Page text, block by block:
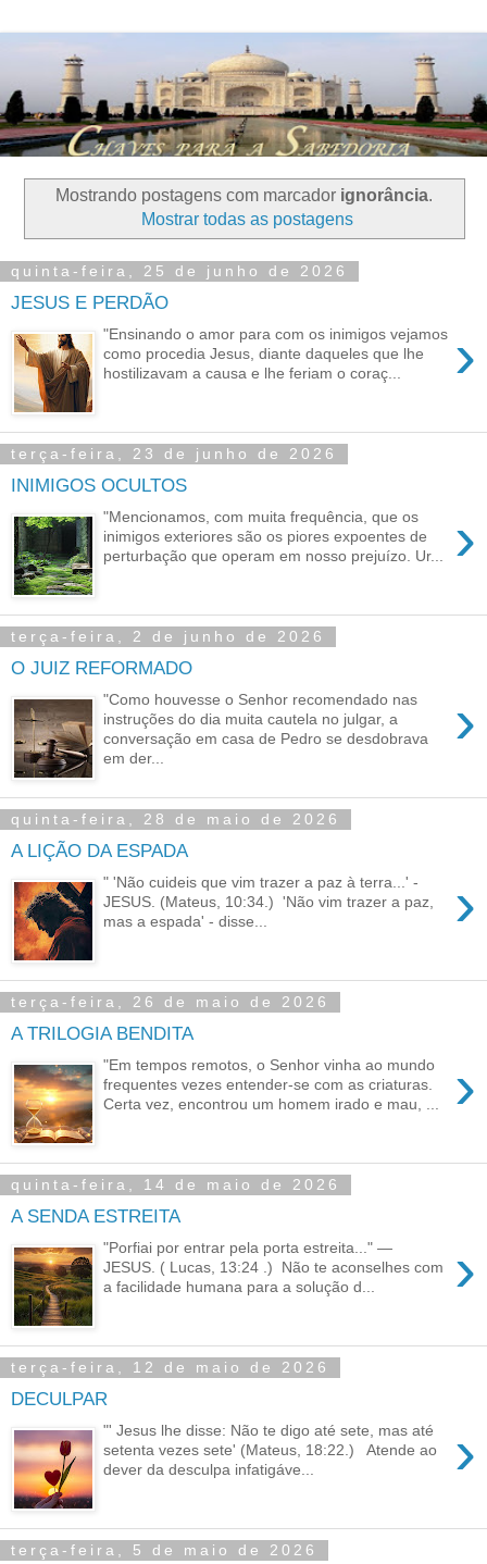
Mostrando postagens com marcador ignorância.
Mostrar todas as postagens
quinta-feira, 25 de junho de 2026
JESUS E PERDÃO
›
"Ensinando o amor para com os inimigos vejamos
como procedia Jesus, diante daqueles que lhe
hostilizavam a causa e lhe feriam o coraç...
terça-feira, 23 de junho de 2026
INIMIGOS OCULTOS
›
"Mencionamos, com muita frequência, que os
inimigos exteriores são os piores expoentes de
perturbação que operam em nosso prejuízo. Ur...
terça-feira, 2 de junho de 2026
O JUIZ REFORMADO
›
"Como houvesse o Senhor recomendado nas
instruções do dia muita cautela no julgar, a
conversação em casa de Pedro se desdobrava
em der...
quinta-feira, 28 de maio de 2026
A LIÇÃO DA ESPADA
›
" 'Não cuideis que vim trazer a paz à terra...' -
JESUS. (Mateus, 10:34.) 'Não vim trazer a paz,
mas a espada' - disse...
terça-feira, 26 de maio de 2026
A TRILOGIA BENDITA
›
"Em tempos remotos, o Senhor vinha ao mundo
frequentes vezes entender-se com as criaturas.
Certa vez, encontrou um homem irado e mau, ...
quinta-feira, 14 de maio de 2026
A SENDA ESTREITA
›
"Porfiai por entrar pela porta estreita..." —
JESUS. ( Lucas, 13:24 .) Não te aconselhes com
a facilidade humana para a solução d...
terça-feira, 12 de maio de 2026
DECULPAR
›
"' Jesus lhe disse: Não te digo até sete, mas até
setenta vezes sete' (Mateus, 18:22.) Atende ao
dever da desculpa infatigáve...
terça-feira, 5 de maio de 2026